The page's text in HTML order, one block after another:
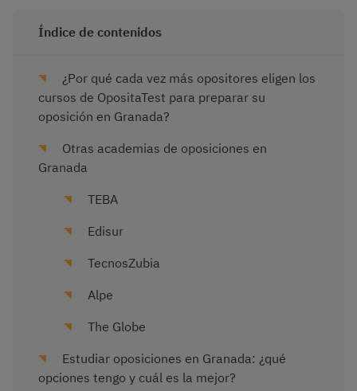
Índice de contenidos
¿Por qué cada vez más opositores eligen los
cursos de OpositaTest para preparar su
oposición en Granada?
Otras academias de oposiciones en
Granada
TEBA
Edisur
TecnosZubia
Alpe
The Globe
Estudiar oposiciones en Granada: ¿qué
opciones tengo y cuál es la mejor?